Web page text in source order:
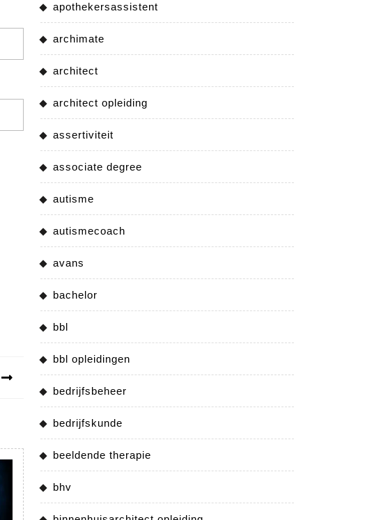
apothekersassistent
archimate
architect
architect opleiding
assertiviteit
associate degree
autisme
autismecoach
avans
bachelor
bbl
bbl opleidingen
bedrijfsbeheer
bedrijfskunde
beeldende therapie
bhv